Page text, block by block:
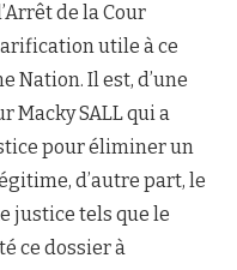
de la Cour
utile à ce
Nation. Il est, d’une
Macky SALL qui a
pour éliminer un
d’autre part, le
justice tels que le
ce dossier à